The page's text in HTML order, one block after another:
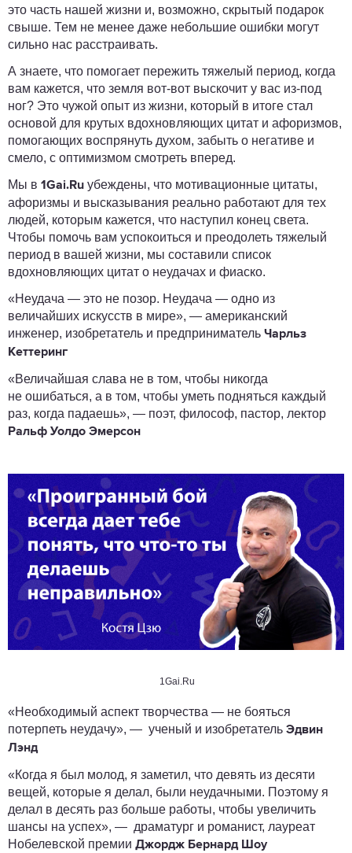
это часть нашей жизни и, возможно, скрытый подарок
свыше. Тем не менее даже небольшие ошибки могут
сильно нас расстраивать.
А знаете, что помогает пережить тяжелый период, когда
вам кажется, что земля вот-вот выскочит у вас из-под
ног? Это чужой опыт из жизни, который в итоге стал
основой для крутых вдохновляющих цитат и афоризмов,
помогающих воспрянуть духом, забыть о негативе и
смело, с оптимизмом смотреть вперед.
Мы в 1Gai.Ru убеждены, что мотивационные цитаты,
афоризмы и высказывания реально работают для тех
людей, которым кажется, что наступил конец света.
Чтобы помочь вам успокоиться и преодолеть тяжелый
период в вашей жизни, мы составили список
вдохновляющих цитат о неудачах и фиаско.
«Неудача — это не позор. Неудача — одно из
величайших искусств в мире», — американский
инженер, изобретатель и предприниматель Чарльз
Кеттеринг
«Величайшая слава не в том, чтобы никогда
не ошибаться, а в том, чтобы уметь подняться каждый
раз, когда падаешь», — поэт, философ, пастор, лектор
Ральф Уолдо Эмерсон
1Gai.Ru
«Необходимый аспект творчества — не бояться
потерпеть неудачу», — ученый и изобретатель Эдвин
Лэнд
«Когда я был молод, я заметил, что девять из десяти
вещей, которые я делал, были неудачными. Поэтому я
делал в десять раз больше работы, чтобы увеличить
шансы на успех», — драматург и романист, лауреат
Нобелевской премии Джордж Бернард Шоу